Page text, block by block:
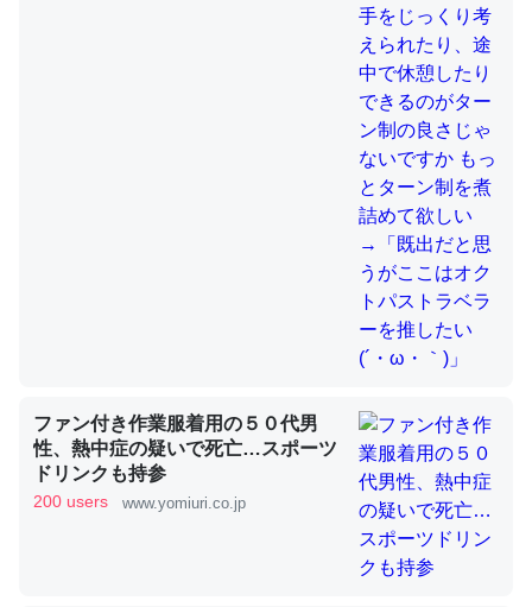
ずキチンを強化してる筈だが、酵素が違うのか？
─ニュース :: 【研究発表】昆虫学の大問題＝「昆虫はなぜ海にいな
これを元に考えるとカルシウムを大量に使う脊椎動物と貝
類は苦労してるんだな…。腹足類だと殻を無くしてナメク
─ニュース :: 【研究発表】昆虫学の大問題＝「昆虫はなぜ海にいな
ウチもEchoを実家に置いて４年。でたまに覗いてる。ぼ
ちぼちRingも置こうかと画策中。あと、Googleマップで
位置情報を共有してる。電池残量や充電中かが分かるので
ファン付き作業服着用の５０代男
性、熱中症の疑いで死亡…スポーツ
ドリンクも持参
200 users www.yomiuri.co.jp